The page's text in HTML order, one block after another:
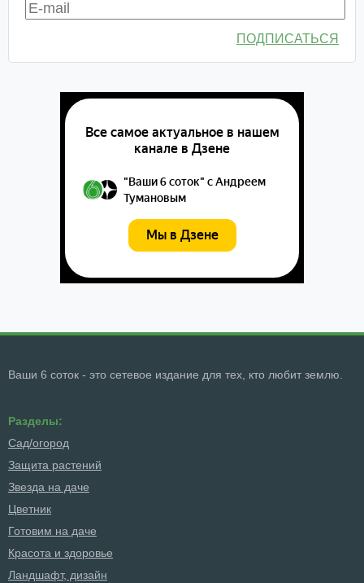
ПОДПИСАТЬСЯ
Ваши 6 соток - это сетевое издание для тех, кто любит землю.
Разделы:
Сад/огород
Защита растений
Звезда на даче
Цветник
Готовим на даче
Красота и здоровье
Ландшафт, дизайн